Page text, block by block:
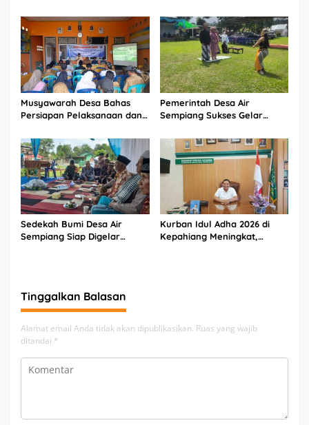
Musyawarah Desa Bahas
Persiapan Pelaksanaan dan
Sari Dorong Pembangunan
Partisipatif
Pemerintah Desa Air
Sempiang Sukses Gelar
Sedekah Bumi Desa Air
Sempiang Siap Digelar
Kurban Idul Adha 2026 di
Kepahiang Meningkat,
Tinggalkan Balasan
Alamat email Anda tidak akan dipublikasikan. Ruas yang wajib
ditandai *